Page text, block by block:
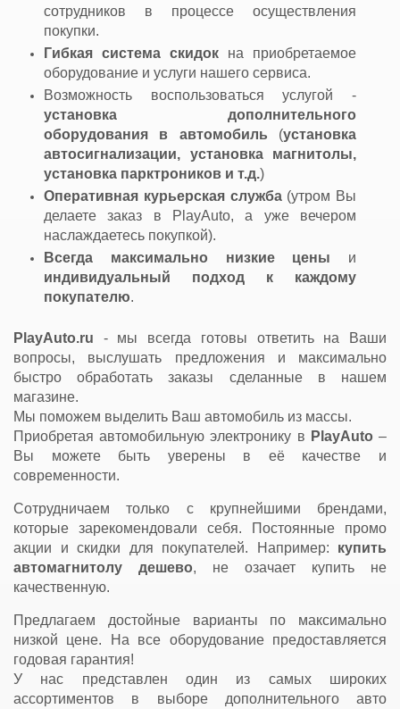
сотрудников в процессе осуществления
покупки.
Гибкая система скидок на приобретаемое
оборудование и услуги нашего сервиса.
Возможность воспользоваться услугой -
установка дополнительного
оборудования в автомобиль (установка
автосигнализации, установка магнитолы,
установка парктроников и т.д.)
Оперативная курьерская служба(утром Вы
делаете заказ в PlayAuto, а уже вечером
наслаждаетесь покупкой).
Всегда максимально низкие цены и
индивидуальный подход к каждому
покупателю.
PlayAuto.ru - мы всегда готовы ответить на Ваши
вопросы, выслушать предложения и максимально
быстро обработать заказы сделанные в нашем
магазине.
Мы поможем выделить Ваш автомобиль из массы.
Приобретая автомобильную электронику в PlayAuto –
Вы можете быть уверены в её качестве и
современности.
Сотрудничаем только с крупнейшими брендами,
которые зарекомендовали себя. Постоянные промо
акции и скидки для покупателей. Например: купить
автомагнитолу дешево, не озачает купить не
качественную.
Предлагаем достойные варианты по максимально
низкой цене. На все оборудование предоставляется
годовая гарантия!
У нас представлен один из самых широких
ассортиментов в выборе дополнительного авто